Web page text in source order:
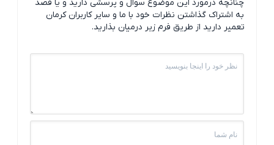
چنانچه درمورد این موضوع سوال و پرسشی دارید و یا قصد
به اشتراک گذاشتن نظرات خود با ما و سایر کاربران کرمان
تعمیر دارید از طریق فرم زیر درمیان بذارید.